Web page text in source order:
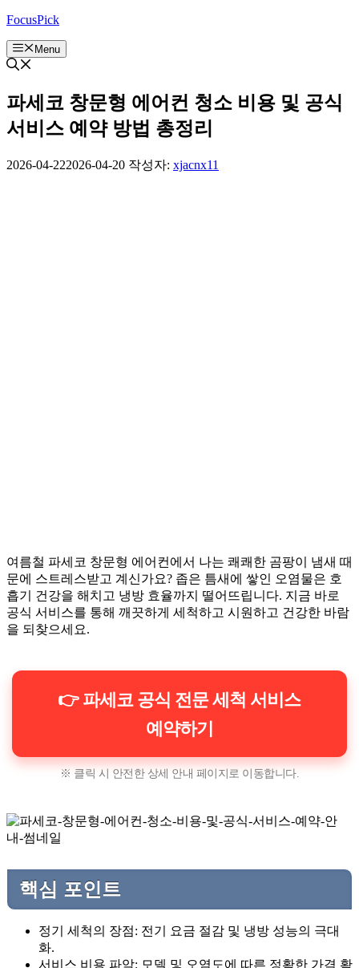
컨
츠
로
너
뛰
기
FocusPick
Menu
파세코 창문형 에어컨 청소 비용 및 공식
서비스 예약 방법 총정리
2026-04-222026-04-20 작성자: xjacnx11
여름철 파세코 창문형 에어컨에서 나는 쾌쾌한 곰팡이 냄새 때
문에 스트레스받고 계신가요? 좁은 틈새에 쌓인 오염물은 호
흡기 건강을 해치고 냉방 효율까지 떨어뜨립니다. 지금 바로
공식 서비스를 통해 깨끗하게 세척하고 시원하고 건강한 바람
을 되찾으세요.
👉 파세코 공식 전문 세척 서비스
예약하기
※ 클릭 시 안전한 상세 안내 페이지로 이동합니다.
핵심 포인트
정기 세척의 장점: 전기 요금 절감 및 냉방 성능의 극대
화.
서비스 비용 파악: 모델 및 오염도에 따른 정확한 가격 확